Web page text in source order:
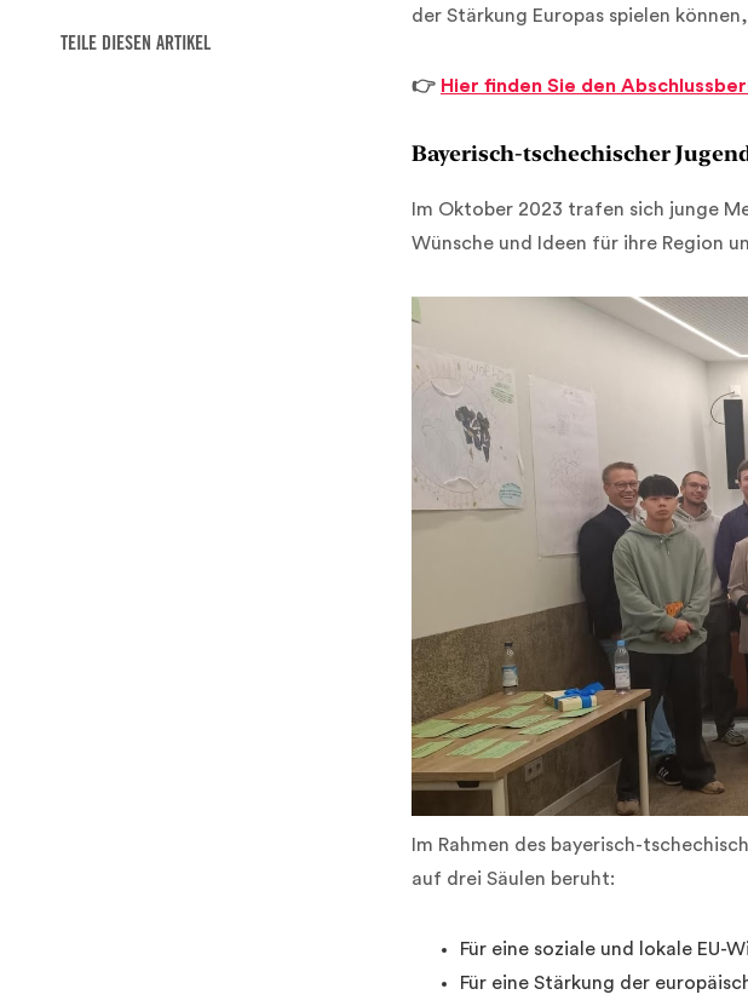
TEILE DIESEN ARTIKEL
der Stärkung Europas spielen
👉 Hier finden Sie den
Bayerisch-tschechischer
Im Oktober 2023 trafen sich junge
Wünsche und Ideen für ihre Region
Im Rahmen des bayerisch-
auf drei Säulen beruht:
Für eine soziale und lokale EU-
Für eine Stärkung der